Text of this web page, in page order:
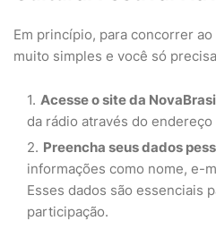
Em princípio, para concorrer
muito simples e você só
Acesse o site da
da rádio através do endereço
Preencha seus dados
informações como nome, e-
Esses dados são essenciais
participação.